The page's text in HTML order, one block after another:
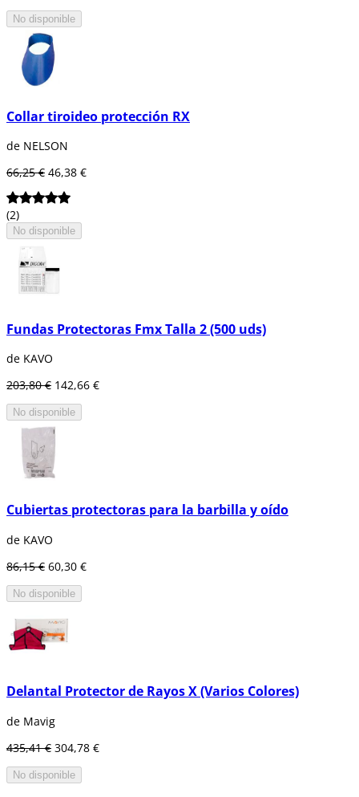
No disponible
Collar tiroideo protección RX
de NELSON
66,25 € 46,38 €
(2)
No disponible
Fundas Protectoras Fmx Talla 2 (500 uds)
de KAVO
203,80 € 142,66 €
No disponible
Cubiertas protectoras para la barbilla y oído
de KAVO
86,15 € 60,30 €
No disponible
Delantal Protector de Rayos X (Varios Colores)
de Mavig
435,41 € 304,78 €
No disponible